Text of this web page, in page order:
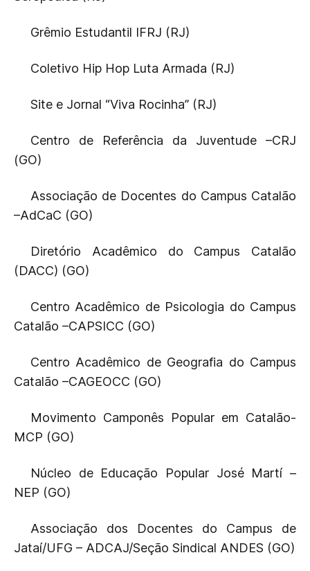
Grêmio Estudantil IFRJ (RJ)
Coletivo Hip Hop Luta Armada (RJ)
Site e Jornal “Viva Rocinha” (RJ)
Centro de Referência da Juventude –CRJ
(GO)
Associação de Docentes do Campus Catalão
–AdCaC (GO)
Diretório Acadêmico do Campus Catalão
(DACC) (GO)
Centro Acadêmico de Psicologia do Campus
Catalão –CAPSICC (GO)
Centro Acadêmico de Geografia do Campus
Catalão –CAGEOCC (GO)
Movimento Camponês Popular em Catalão-
MCP (GO)
Núcleo de Educação Popular José Martí –
NEP (GO)
Associação dos Docentes do Campus de
Jataí/UFG – ADCAJ/Seção Sindical ANDES (GO)